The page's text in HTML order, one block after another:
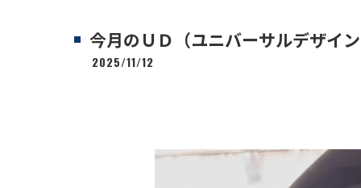
今月のＵＤ（ユニバーサルデザイ
2025/11/12